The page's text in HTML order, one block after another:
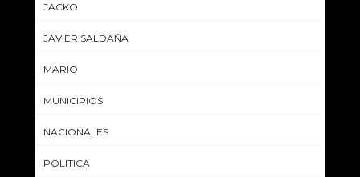
JACKO
JAVIER SALDAÑA
MARIO
MUNICIPIOS
NACIONALES
POLITICA